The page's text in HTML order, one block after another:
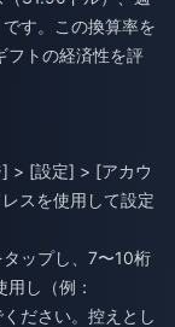
す。この換算率を
フトの経済性を評
] > [設定] > [アカウ
スを使用して設定
ップし、7〜10桁
し（例：
ださい。控えとし